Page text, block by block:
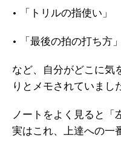
• 「トリルの指使い」
• 「最後の拍の打ち方」
など、自分がどこに気
りとメモされていまし
ノートをよく見ると「
実はこれ、上達への一